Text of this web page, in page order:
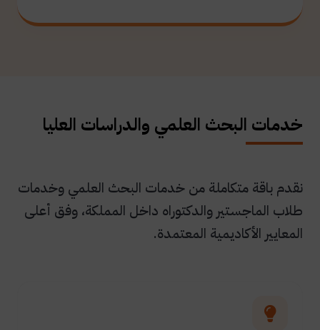
خدمات البحث العلمي والدراسات العليا
نقدم باقة متكاملة من خدمات البحث العلمي وخدمات
طلاب الماجستير والدكتوراه داخل المملكة، وفق أعلى
المعايير الأكاديمية المعتمدة.